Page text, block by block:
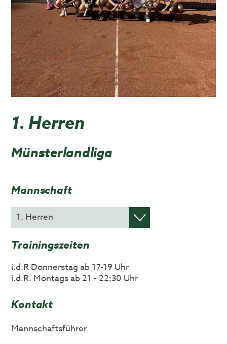
1. Herren
Münsterlandliga
Mannschaft
Trainingszeiten
i.d.R Donnerstag ab 17-19 Uhr
i.d.R. Montags ab 21 - 22:30 Uhr
Kontakt
Mannschaftsführer